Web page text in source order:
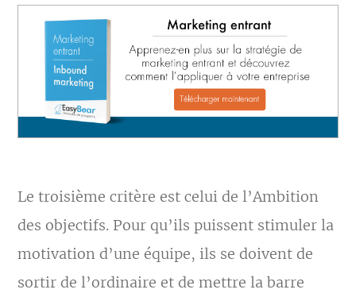
Le troisième critère est celui de l’Ambition
des objectifs. Pour qu’ils puissent stimuler la
motivation d’une équipe, ils se doivent de
sortir de l’ordinaire et de mettre la barre